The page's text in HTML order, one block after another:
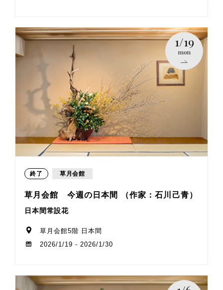
1/19
mon
終了 草月会館
草月会館 今週の日本間 （作家：石川己青）
日本間常設花
草月会館5階 日本間
2026/1/19 - 2026/1/30